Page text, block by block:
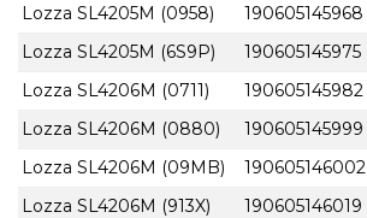
Lozza SL4205M (0958)
190605145968
Lozza SL4205M (6S9P)
190605145975
Lozza SL4206M (0711)
190605145982
Lozza SL4206M (0880)
190605145999
Lozza SL4206M (09MB)
190605146002
Lozza SL4206M (913X)
190605146019